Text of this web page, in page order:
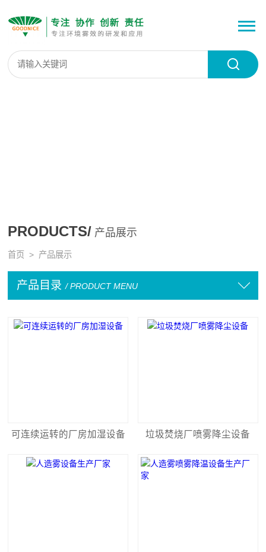
PRODUCTS/ 产品展示
首页 > 产品展示
产品目录 / PRODUCT MENU
可连续运转的厂房加湿设备 垃圾焚烧厂喷雾降尘设备